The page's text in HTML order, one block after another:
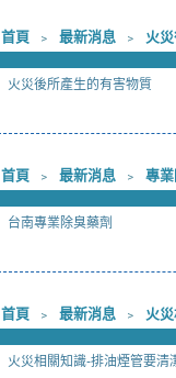
首頁 ﹥ 最新消息 ﹥ 火
火災後所產生的有害物質
首頁 ﹥ 最新消息 ﹥ 專
台南專業除臭藥劑
首頁 ﹥ 最新消息 ﹥ 火
火災相關知識-排油煙管要清